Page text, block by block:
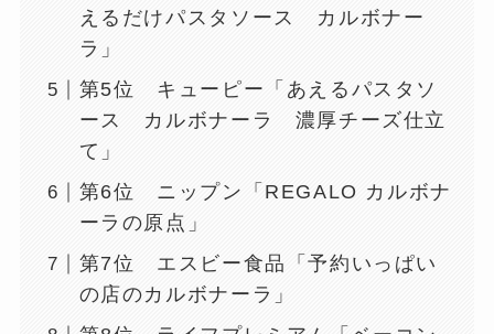
えるだけパスタソース カルボナー
ラ」
第5位 キューピー「あえるパスタソ
ース カルボナーラ 濃厚チーズ仕立
て」
第6位 ニップン「REGALO カルボナ
ーラの原点」
第7位 エスビー食品「予約いっぱい
の店のカルボナーラ」